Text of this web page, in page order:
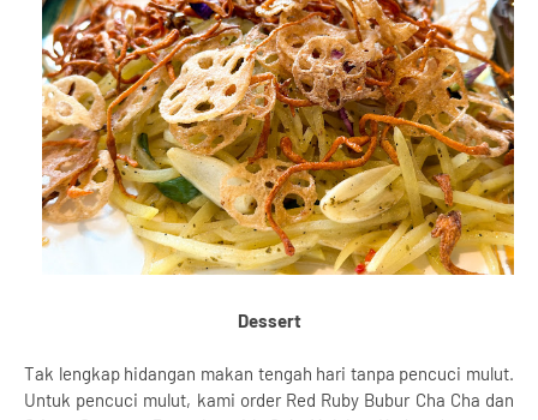
Dessert
Tak lengkap hidangan makan tengah hari tanpa pencuci mulut.
Untuk pencuci mulut, kami order Red Ruby Bubur Cha Cha dan